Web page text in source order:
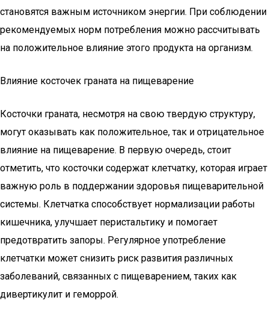
становятся важным источником энергии. При соблюдении
рекомендуемых норм потребления можно рассчитывать
на положительное влияние этого продукта на организм.
Влияние косточек граната на пищеварение
Косточки граната, несмотря на свою твердую структуру,
могут оказывать как положительное, так и отрицательное
влияние на пищеварение. В первую очередь, стоит
отметить, что косточки содержат клетчатку, которая играет
важную роль в поддержании здоровья пищеварительной
системы. Клетчатка способствует нормализации работы
кишечника, улучшает перистальтику и помогает
предотвратить запоры. Регулярное употребление
клетчатки может снизить риск развития различных
заболеваний, связанных с пищеварением, таких как
дивертикулит и геморрой.